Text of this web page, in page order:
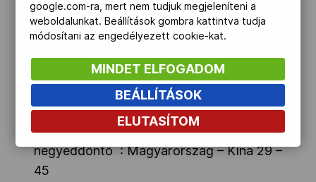
Döntő:
18:41 - 100 gyors (S5): Engelhardt
Katalin 8. – 1:36.91
VÍVÁS - ExCel
12:00 - tőr csapat,
negyeddöntő : Magyarország – Kína 29 –
45
google.com-ra, mert nem tudjuk megjeleníteni a
weboldalunkat. Beállítások gombra kattintva tudja
módosítani az engedélyezett cookie-kat.
MINDET ELFOGADOM
BEÁLLÍTÁSOK
ELUTASÍTOM